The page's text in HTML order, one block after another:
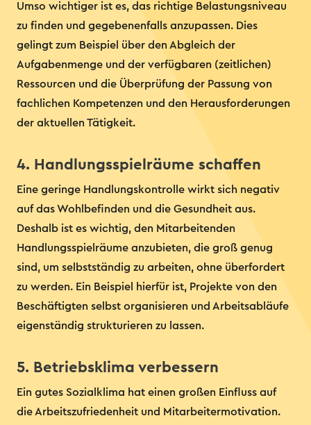
Umso wichtiger ist es, das richtige Belastungsniveau
zu finden und gegebenenfalls anzupassen. Dies
gelingt zum Beispiel über den Abgleich der
Aufgabenmenge und der verfügbaren (zeitlichen)
Ressourcen und die Überprüfung der Passung von
fachlichen Kompetenzen und den Herausforderungen
der aktuellen Tätigkeit.
4. Handlungsspielräume schaffen
Eine geringe Handlungskontrolle wirkt sich negativ
auf das Wohlbefinden und die Gesundheit aus.
Deshalb ist es wichtig, den Mitarbeitenden
Handlungsspielräume anzubieten, die groß genug
sind, um selbstständig zu arbeiten, ohne überfordert
zu werden. Ein Beispiel hierfür ist, Projekte von den
Beschäftigten selbst organisieren und Arbeitsabläufe
eigenständig strukturieren zu lassen.
5. Betriebsklima verbessern
Ein gutes Sozialklima hat einen großen Einfluss auf
die Arbeitszufriedenheit und Mitarbeitermotivation.